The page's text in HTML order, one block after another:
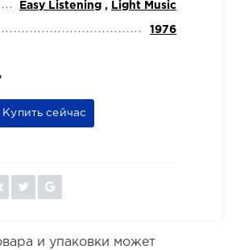
Easy Listening , Light Music
1976
Купить сейчас
и упаковки может